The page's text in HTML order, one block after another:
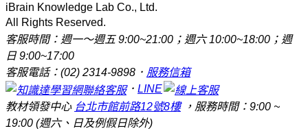
iBrain Knowledge Lab Co., Ltd.
All Rights Reserved.
客服時間：週一～週五 9:00~21:00；週六 10:00~18:00；週
日 9:00~17:00
客服電話：(02) 2314-9898． 服務信箱
． LINE
教材領發中心 台北市館前路12號8樓，服務時間：9:00 ~
19:00 (週六、日及例假日除外)